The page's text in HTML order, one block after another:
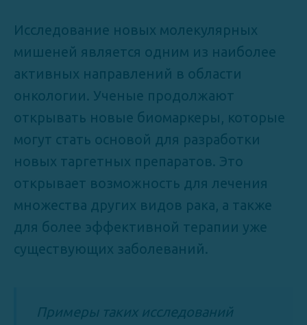
Исследование новых молекулярных
мишеней является одним из наиболее
активных направлений в области
онкологии. Ученые продолжают
открывать новые биомаркеры, которые
могут стать основой для разработки
новых таргетных препаратов. Это
открывает возможность для лечения
множества других видов рака, а также
для более эффективной терапии уже
существующих заболеваний.
Примеры таких исследований